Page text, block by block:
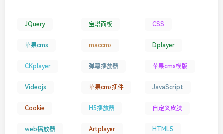
JQuery 宝塔面板 CSS
苹果cms maccms Dplayer
CKplayer 弹幕播放器 苹果cms模版
Videojs 苹果cms插件 JavaScript
Cookie H5播放器 自定义皮肤
web播放器 Artplayer HTML5